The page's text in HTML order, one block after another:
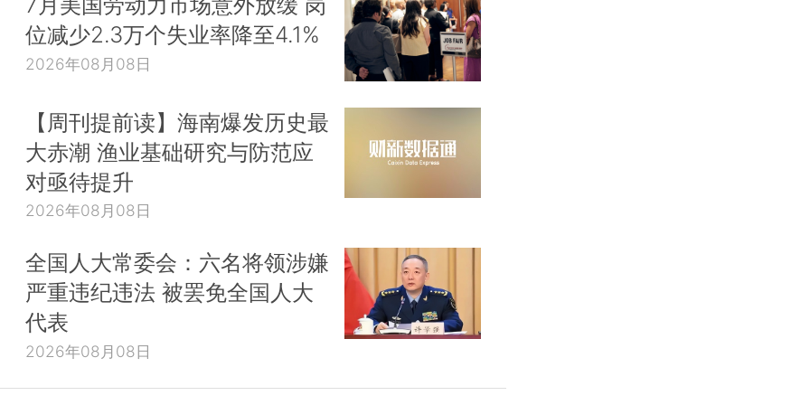
位减少2.3万个失业率降至4.1%
2026年08月08日
【周刊提前读】海南爆发历史最
大赤潮 渔业基础研究与防范应
对亟待提升
2026年08月08日
全国人大常委会：六名将领涉嫌
严重违纪违法 被罢免全国人大
代表
2026年08月08日